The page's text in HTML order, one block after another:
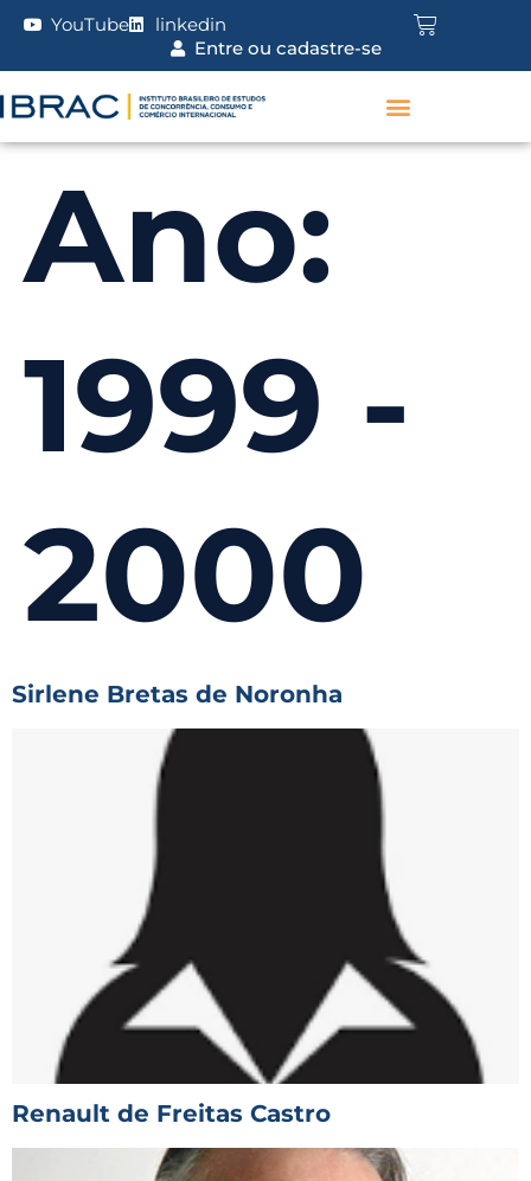
YouTube
linkedin
Entre ou cadastre-se
Ano:
1999 -
2000
Sirlene Bretas de Noronha
Renault de Freitas Castro